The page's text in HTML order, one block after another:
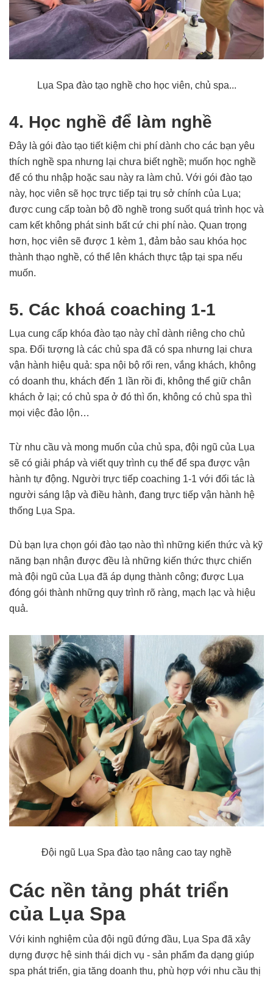
Lụa Spa đào tạo nghề cho học viên, chủ spa...
4. Học nghề để làm nghề
Đây là gói đào tạo tiết kiệm chi phí dành cho các bạn yêu
thích nghề spa nhưng lại chưa biết nghề; muốn học nghề
để có thu nhập hoặc sau này ra làm chủ. Với gói đào tạo
này, học viên sẽ học trực tiếp tại trụ sở chính của Lụa;
được cung cấp toàn bộ đồ nghề trong suốt quá trình học và
cam kết không phát sinh bất cứ chi phí nào. Quan trọng
hơn, học viên sẽ được 1 kèm 1, đảm bảo sau khóa học
thành thạo nghề, có thể lên khách thực tập tại spa nếu
muốn.
5. Các khoá coaching 1-1
Lụa cung cấp khóa đào tạo này chỉ dành riêng cho chủ
spa. Đối tượng là các chủ spa đã có spa nhưng lại chưa
vận hành hiệu quả: spa nội bộ rối ren, vắng khách, không
có doanh thu, khách đến 1 lần rồi đi, không thể giữ chân
khách ở lại; có chủ spa ở đó thì ổn, không có chủ spa thì
mọi việc đảo lộn…
Từ nhu cầu và mong muốn của chủ spa, đội ngũ của Lụa
sẽ có giải pháp và viết quy trình cụ thể để spa được vận
hành tự động. Người trực tiếp coaching 1-1 với đối tác là
người sáng lập và điều hành, đang trực tiếp vận hành hệ
thống Lụa Spa.
Dù bạn lựa chọn gói đào tạo nào thì những kiến thức và kỹ
năng bạn nhận được đều là những kiến thức thực chiến
mà đội ngũ của Lụa đã áp dụng thành công; được Lụa
đóng gói thành những quy trình rõ ràng, mạch lạc và hiệu
quả.
Đội ngũ Lụa Spa đào tạo nâng cao tay nghề
Các nền tảng phát triển
của Lụa Spa
Với kinh nghiệm của đội ngũ đứng đầu, Lụa Spa đã xây
dựng được hệ sinh thái dịch vụ - sản phẩm đa dạng giúp
spa phát triển, gia tăng doanh thu, phù hợp với nhu cầu thị